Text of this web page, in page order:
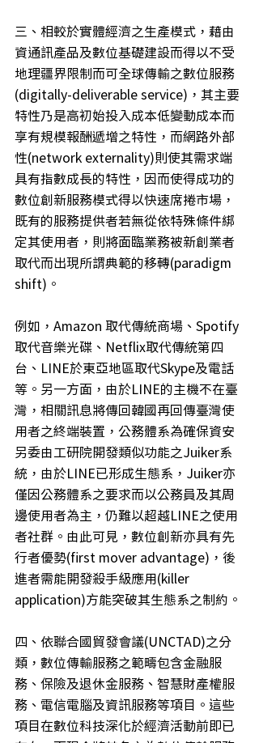
三、相較於實體經濟之生產模式，藉由
資通訊產品及數位基礎建設而得以不受
地理疆界限制而可全球傳輸之數位服務
(digitally-deliverable service)，其主要
特性乃是高初始投入成本低變動成本而
享有規模報酬遞增之特性，而網路外部
性(network externality)則使其需求端
具有指數成長的特性，因而使得成功的
數位創新服務模式得以快速席捲市場，
既有的服務提供者若無從依特殊條件綁
定其使用者，則將面臨業務被新創業者
取代而出現所謂典範的移轉(paradigm
shift)。
例如，Amazon 取代傳統商場、Spotify
取代音樂光碟、Netflix取代傳統第四
台、LINE於東亞地區取代Skype及電話
等。另一方面，由於LINE的主機不在臺
灣，相關訊息將傳回韓國再回傳臺灣使
用者之終端裝置，公務體系為確保資安
另委由工研院開發類似功能之Juiker系
統，由於LINE已形成生態系，Juiker亦
僅因公務體系之要求而以公務員及其周
邊使用者為主，仍難以超越LINE之使用
者社群。由此可見，數位創新亦具有先
行者優勢(first mover advantage)，後
進者需能開發殺手級應用(killer
application)方能突破其生態系之制約。
四、依聯合國貿發會議(UNCTAD)之分
類，數位傳輸服務之範疇包含金融服
務、保險及退休金服務、智慧財產權服
務、電信電腦及資訊服務等項目。這些
項目在數位科技深化於經濟活動前即已